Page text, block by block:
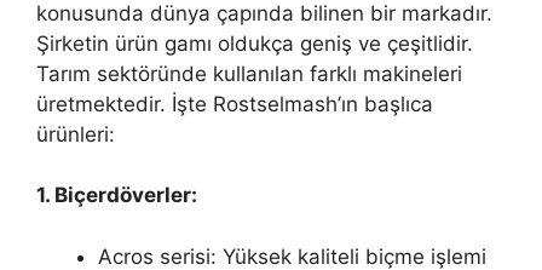
konusunda dünya çapında bilinen bir markadır.
Şirketin ürün gamı oldukça geniş ve çeşitlidir.
Tarım sektöründe kullanılan farklı makineleri
üretmektedir. İşte Rostselmash’ın başlıca
ürünleri:
1. Biçerdöverler:
Acros serisi: Yüksek kaliteli biçme işlemi